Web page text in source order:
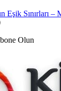
Eşik Sınırları –
Olun